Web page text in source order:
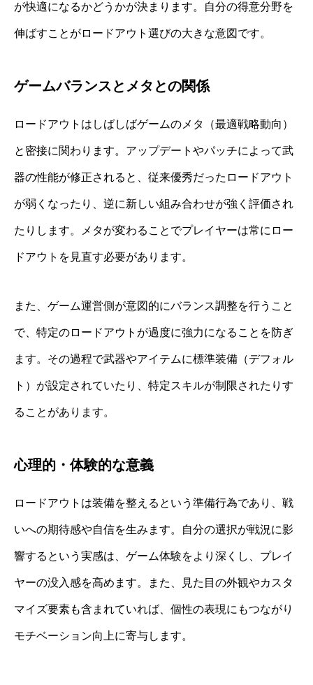
が快適になるかどうかが決まります。自分の得意分野を
伸ばすことがロードアウト選びの大きな意図です。
ゲームバランスとメタとの関係
ロードアウトはしばしばゲームのメタ（最適戦略動向）
と密接に関わります。アップデートやパッチによって武
器の性能が修正されると、従来優秀だったロードアウト
が弱くなったり、逆に新しい組み合わせが強く評価され
たりします。メタが変わることでプレイヤーは常にロー
ドアウトを見直す必要があります。
また、ゲーム運営側が意図的にバランス調整を行うこと
で、特定のロードアウトが過度に強力になることを防ぎ
ます。その過程で武器やアイテムに標準装備（デフォル
ト）が設定されていたり、特定スキルが制限されたりす
ることがあります。
心理的・体験的な意義
ロードアウトは装備を整えるという準備行為であり、戦
いへの期待感や自信を生みます。自分の選択が戦況に影
響するという実感は、ゲーム体験をより深くし、プレイ
ヤーの没入感を高めます。また、見た目の外観やカスタ
マイズ要素も含まれていれば、個性の表現にもつながり
モチベーション向上に寄与します。